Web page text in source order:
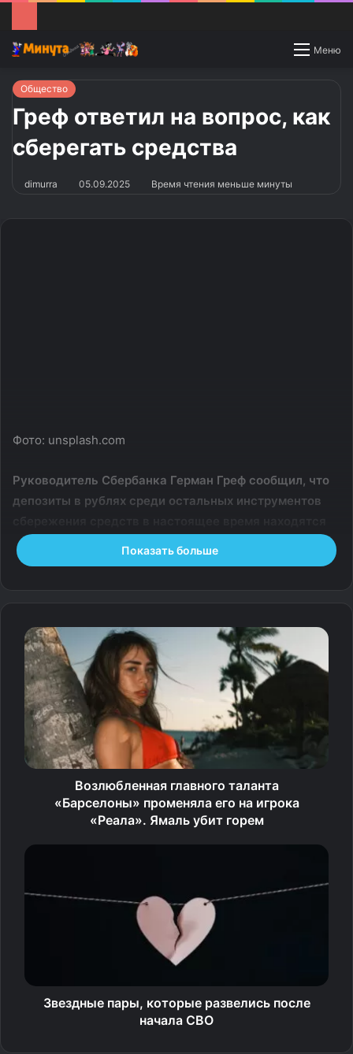
Меню
Switch
Общество
Греф ответил на вопрос, как
сберегать средства
dimurra 05.09.2025 Время чтения меньше минуты
Фото: unsplash.com
Руководитель Сбербанка Герман Греф сообщил, что
депозиты в рублях среди остальных инструментов
вне конкуренции из-за высокой ставки.
Греф сказал, что сейчас пока нет альтернативы рублям,
ставка по депозитам в рублях — сегодня вне
конкуренции. Банкир пояснил, что фондовый рынок
пока демонстрирует разнонаправленные результаты
из-за высокой волатильности, а депозиты дают отдачу
на коротком горизонте. По мнению Грефа, в этом году
такая ситуация вряд ли поменяется.
Показать больше
Возлюбленная главного таланта
«Барселоны» променяла его на игрока
«Реала». Ямаль убит горем
Звездные пары, которые развелись после
начала СВО